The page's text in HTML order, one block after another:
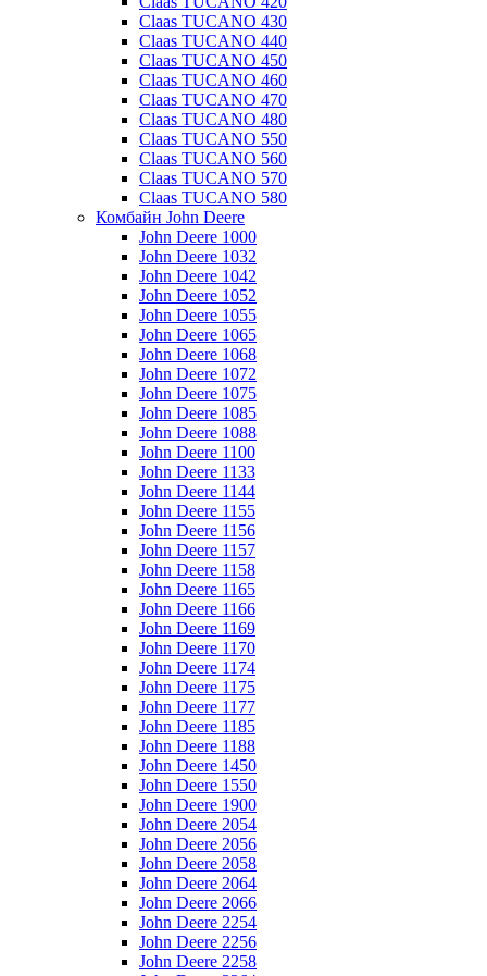
Claas TUCANO 430
Claas TUCANO 440
Claas TUCANO 450
Claas TUCANO 460
Claas TUCANO 470
Claas TUCANO 480
Claas TUCANO 550
Claas TUCANO 560
Claas TUCANO 570
Claas TUCANO 580
Комбайн John Deere
John Deere 1000
John Deere 1032
John Deere 1042
John Deere 1052
John Deere 1055
John Deere 1065
John Deere 1068
John Deere 1072
John Deere 1075
John Deere 1085
John Deere 1088
John Deere 1100
John Deere 1133
John Deere 1144
John Deere 1155
John Deere 1156
John Deere 1157
John Deere 1158
John Deere 1165
John Deere 1166
John Deere 1169
John Deere 1170
John Deere 1174
John Deere 1175
John Deere 1177
John Deere 1185
John Deere 1188
John Deere 1450
John Deere 1550
John Deere 1900
John Deere 2054
John Deere 2056
John Deere 2058
John Deere 2064
John Deere 2066
John Deere 2254
John Deere 2256
John Deere 2258